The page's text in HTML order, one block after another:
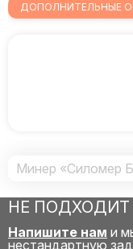
ДОПОЛНИТЕЛЬНЫЕ
Минер «Силомер
НЕ
Напишите нам и
нестандартную